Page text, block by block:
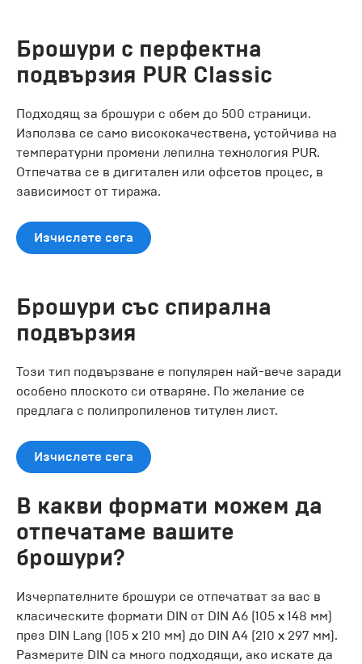
Брошури с перфектна
подвързия PUR Classic
Подходящ за брошури с обем до 500 страници.
Използва се само висококачествена, устойчива на
температурни промени лепилна технология PUR.
Отпечатва се в дигитален или офсетов процес, в
зависимост от тиража.
Изчислете сега
Брошури със спирална
подвързия
Този тип подвързване е популярен най-вече заради
особено плоското си отваряне. По желание се
предлага с полипропиленов титулен лист.
Изчислете сега
В какви формати можем да
отпечатаме вашите
брошури?
Изчерпателните брошури се отпечатват за вас в
класическите формати DIN от DIN A6 (105 x 148 мм)
през DIN Lang (105 x 210 мм) до DIN A4 (210 x 297 мм).
Размерите DIN са много подходящи, ако искате да